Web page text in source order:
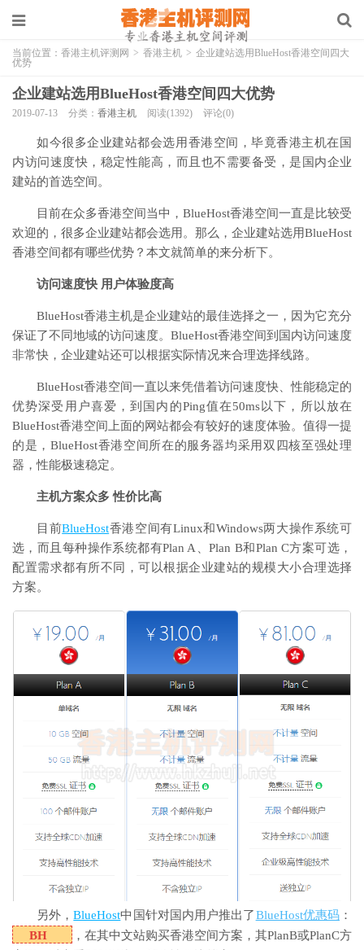
当前位置： 香港主机评测网 > 香港主机 > 企业建站选用BlueHost香港空间四大
优势
企业建站选用BlueHost香港空间四大优势
2019-07-13 分类： 香港主机 阅读(1392) 评论(0)
如今很多企业建站都会选用香港空间，毕竟香港主机在国
内访问速度快，稳定性能高，而且也不需要备受，是国内企业
建站的首选空间。
目前在众多香港空间当中，BlueHost香港空间一直是比较受
欢迎的，很多企业建站都会选用。那么，企业建站选用BlueHost
香港空间都有哪些优势？本文就简单的来分析下。
访问速度快 用户体验度高
BlueHost香港主机是企业建站的最佳选择之一，因为它充分
保证了不同地域的访问速度。BlueHost香港空间到国内访问速度
非常快，企业建站还可以根据实际情况来合理选择线路。
BlueHost香港空间一直以来凭借着访问速度快、性能稳定的
优势深受用户喜爱，到国内的Ping值在50ms以下，所以放在
BlueHost香港空间上面的网站都会有较好的速度体验。值得一提
的是，BlueHost香港空间所在的服务器均采用双四核至强处理
器，性能极速稳定。
主机方案众多 性价比高
目前BlueHost香港空间有Linux和Windows两大操作系统可
选，而且每种操作系统都有Plan A、Plan B和Plan C方案可选，
配置需求都有所不同，可以根据企业建站的规模大小合理选择
方案。
另外，BlueHost中国针对国内用户推出了BlueHost优惠码 ：
BH
，在其中文站购买香港空间方案，其PlanB或PlanC方